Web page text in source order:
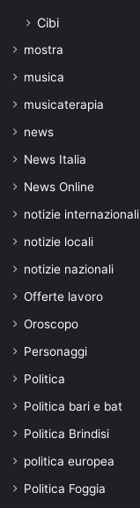
Cibi
mostra
musica
musicaterapia
news
News Italia
News Online
notizie internazionali
notizie locali
notizie nazionali
Offerte lavoro
Oroscopo
Personaggi
Politica
Politica bari e bat
Politica Brindisi
politica europea
Politica Foggia